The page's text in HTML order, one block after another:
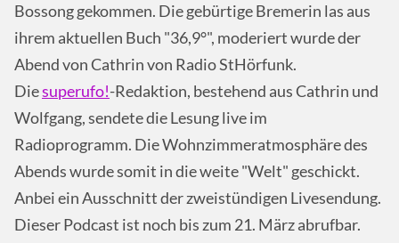
Bossong gekommen. Die gebürtige Bremerin las aus
ihrem aktuellen Buch "36,9°", moderiert wurde der
Abend von Cathrin von Radio StHörfunk.
Diesuperufo!-Redaktion, bestehend aus Cathrin und
Wolfgang, sendete die Lesung live im
Radioprogramm. Die Wohnzimmeratmosphäre des
Abends wurde somit in die weite "Welt" geschickt.
Anbei ein Ausschnitt der zweistündigen Livesendung.
Dieser Podcast ist noch bis zum 21. März abrufbar.